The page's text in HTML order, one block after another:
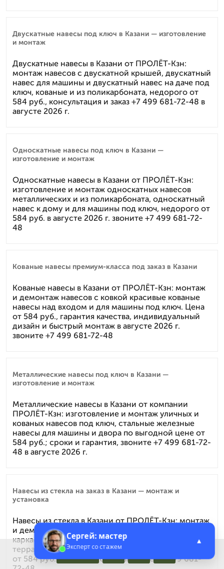
Двускатные навесы под ключ в Казани — изготовление
и монтаж
Двускатные навесы в Казани от ПРОЛЁТ-Кзн:
монтаж навесов с двускатной крышей, двускатный
навес для машины и двускатный навес на даче под
ключ, кованые и из поликарбоната, недорого от
584 руб., консультация и заказ +7 499 681-72-48 в
августе 2026 г.
Односкатные навесы под ключ в Казани —
изготовление и монтаж
Односкатные навесы в Казани от ПРОЛЁТ-Кзн:
изготовление и монтаж односкатных навесов
металлических и из поликарбоната, односкатный
навес к дому и для машины под ключ, недорого от
584 руб. в августе 2026 г. звоните +7 499 681-72-
48
Кованые навесы премиум-класса под заказ в Казани
Кованые навесы в Казани от ПРОЛЁТ-Кзн: монтаж
и демонтаж навесов с ковкой красивые кованые
навесы над входом и для машины под ключ. Цена
от 584 руб., гарантия качества, индивидуальный
дизайн и быстрый монтаж в августе 2026 г.
звоните +7 499 681-72-48
Металлические навесы под ключ в Казани —
изготовление и монтаж
Металлические навесы в Казани от компании
ПРОЛЁТ-Кзн: изготовление и монтаж уличных и
кованых навесов под ключ, стальные железные
навесы для машины и двора по выгодной цене от
584 руб.; сроки и гарантия, звоните +7 499 681-72-
48 в августе 2026 г.
Навесы из стекла на заказ в Казани — монтаж и
установка
Навесы из стекла в Казани от ПРОЛЁТ-Кзн: монтаж
и демонтаж стеклянных навесов, козырьков и
каркасов под ключ. Кованые, триплекс, навес для
террасы и над входом, гарантии, доступная цена
от 584 руб. в августе 2026 г. звоните +7 499 681-
Меню
Сергей: мастер
Эксперт со стажем
▲